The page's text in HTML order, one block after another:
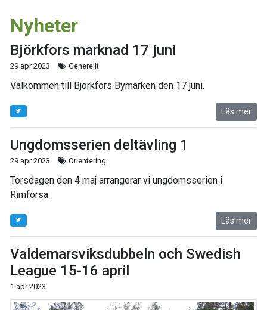
Nyheter
Björkfors marknad 17 juni
29 apr 2023 Generellt
Välkommen till Björkfors Bymarken den 17 juni.
Läs mer
Ungdomsserien deltävling 1
29 apr 2023 Orientering
Torsdagen den 4 maj arrangerar vi ungdomsserien i
Rimforsa.
Läs mer
Valdemarsviksdubbeln och Swedish
League 15-16 april
1 apr 2023